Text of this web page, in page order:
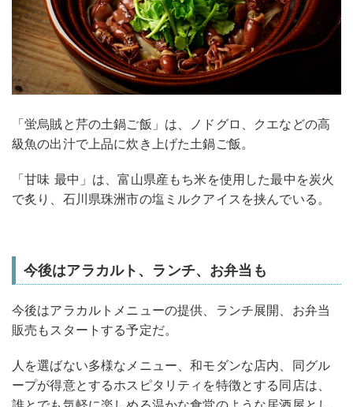
「蛍烏賊と芹の土鍋ご飯」は、ノドグロ、クエなどの高
級魚の出汁で上品に炊き上げた土鍋ご飯。
「甘味 最中」は、富山県産もち米を使用した最中を炭火
で炙り、石川県珠洲市の塩ミルクアイスを挟んでいる。
今後はアラカルト、ランチ、お弁当も
今後はアラカルトメニューの提供、ランチ展開、お弁当
販売もスタートする予定だ。
人を選ばない多様なメニュー、和モダンな店内、同グル
ープが得意とするホスピタリティを特徴とする同店は、